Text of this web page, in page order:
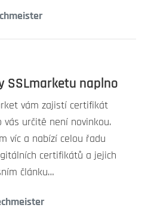
SSLmarketu naplno
vám zajistí certifikát
určitě není novinkou.
víc a nabízí celou řadu
certifikátů a jejich
článku…